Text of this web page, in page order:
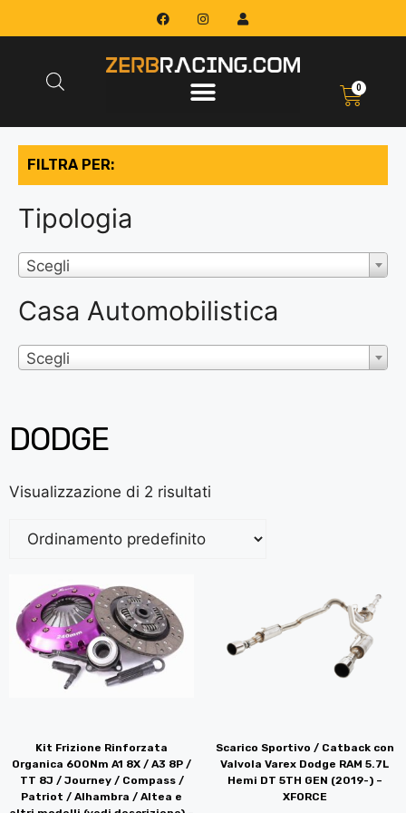
0
FILTRA PER:
Tipologia
Scegli
Casa Automobilistica
Scegli
DODGE
Visualizzazione di 2 risultati
Kit Frizione Rinforzata
Organica 600Nm A1 8X / A3 8P /
TT 8J / Journey / Compass /
Patriot / Alhambra / Altea e
Scarico Sportivo / Catback con
Valvola Varex Dodge RAM 5.7L
Hemi DT 5TH GEN (2019-) –
XFORCE